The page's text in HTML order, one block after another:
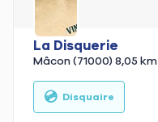
La Disquerie
Mâcon (71000) 8,05 km
💿 Disquaire